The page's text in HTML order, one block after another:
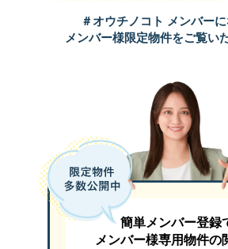
ご興味をお持ちいただけましたら是非お
→狭山不動産入間店HPはこちら
→狭山不動産へのアクセスはこち
狭山不動産のSNS
お車は2台お停め頂けます（車
2階の3.5帖の納戸は書斎や在宅
太陽光パネルが設置済みの為日
周辺施設も充実し生活便利な住環
スマホで作動・チェック出来る電動シャ
汚れものの収納も安心な稼働棚付きのSIC
保存食品や食器等も豊富に置けるパントリ
もちろん性能にもこだわっており、
耐震等級は最高の3を取得
省エネ・断熱性能にも優れＺＥＨ基準もク
文章では語りつくせない程の魅力が詰ま
ぜひ一度ご覧いただけたらと思います！
土地面積124㎡
建蔽率：50％ 容積率：80％
土地建物基本価格：4,380万円
設備：都市ガス・本下水・公営水道
＃オウチノコト メンバーに
メンバー様限定物件をご覧い
簡単メンバー登録
メンバー様専用物件の